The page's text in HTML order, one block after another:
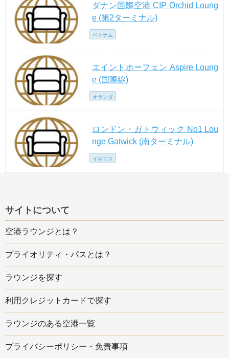
ダナン国際空港 CIP Orchid Loung
e (第2ターミナル)
ベトナム
エイントホーフェン Aspire Loung
e (国際線)
オランダ
ロンドン・ガトウィック No1 Lou
nge Gatwick (南ターミナル)
イギリス
サイトについて
空港ラウンジとは？
プライオリティ・パスとは？
ラウンジを探す
利用クレジットカードで探す
ラウンジのある空港一覧
プライバシーポリシー・免責事項